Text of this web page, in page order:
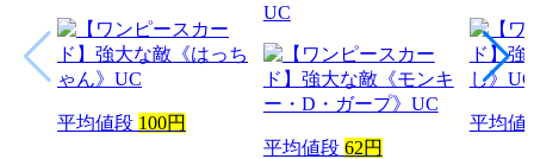
平均値段 100円
UC
平均値段 62円
平均値